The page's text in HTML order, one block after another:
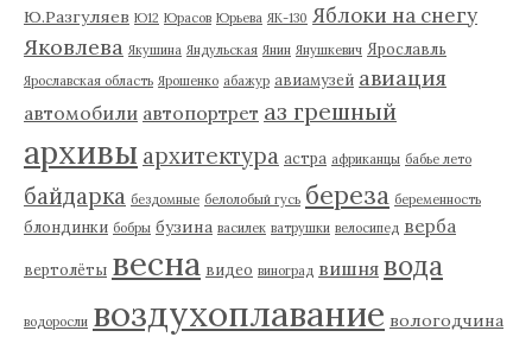
Ю.Разгуляев Ю12 Юрасов Юрьева ЯК-130 Яблоки на снегу
Яковлева Якушина Яндульская Янин Янушкевич Ярославль
Ярославская область Ярошенко абажур авиамузей авиация
автомобили автопортрет аз грешный
архивы архитектура астра африканцы бабье лето
байдарка бездомные белолобый гусь береза беременность
блондинки бобры бузина василек ватрушки велосипед верба
вертолёты весна видео виноград вишня вода
водоросли воздухоплавание вологодчина